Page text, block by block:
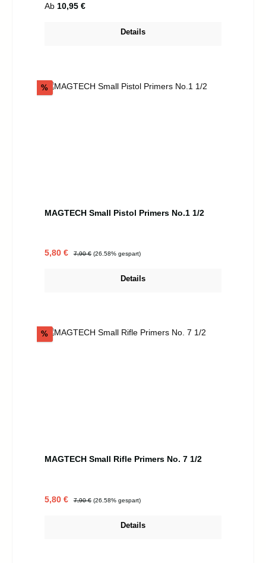
Regulärer Preis:
Ab 10,95 €
Details
%Rabatt
MAGTECH Small Pistol Primers No.1 1/2
Verkaufspreis:
5,80 € Regulärer Preis:
7,90 € (26.58% gespart)
Details
%Rabatt
MAGTECH Small Rifle Primers No. 7 1/2
Verkaufspreis:
5,80 € Regulärer Preis:
7,90 € (26.58% gespart)
Details